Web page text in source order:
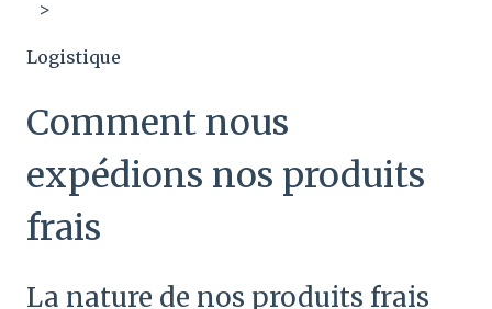
Logistique
Comment nous
expédions nos produits
frais
La nature de nos produits frais